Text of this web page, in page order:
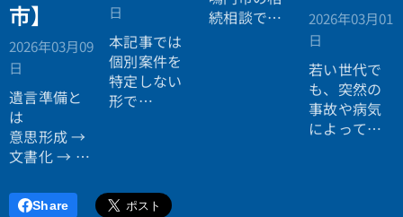
市】
2026年03月09
日
遺言準備と
は
意思形成 →
文書化 → 共
の三段階で
日
本記事では
個別案件を
特定しない
形で
続相談で
2026年03月01
日
若い世代で
も、突然の
事故や病気
によって相
Share